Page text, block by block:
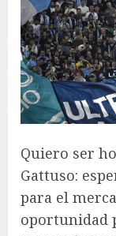
Quiero ser
Gattuso:
para el
oportunidad